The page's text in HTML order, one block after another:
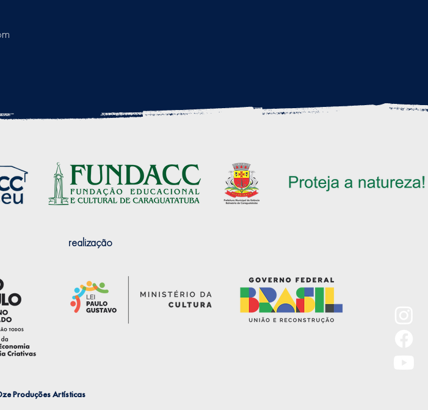
realização
Produções Artísticas